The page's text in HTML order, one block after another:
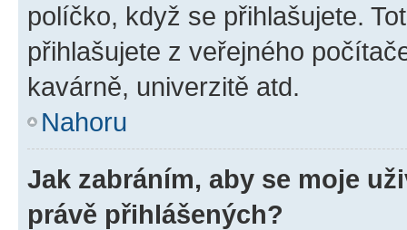
políčko, když se přihlašujete.
přihlašujete z veřejného
kavárně, univerzitě atd.
Nahoru
Jak zabráním, aby se moje
právě přihlášených?